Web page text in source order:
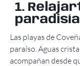
1.
Las playas de
paraíso. Aguas
acompañan desde